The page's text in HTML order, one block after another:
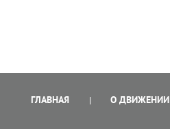
ГЛАВНАЯ О ДВИЖЕНИИ